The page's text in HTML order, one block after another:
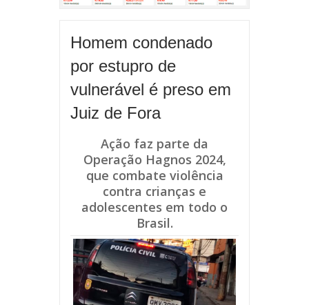
Homem condenado
por estupro de
vulnerável é preso em
Juiz de Fora
Ação faz parte da
Operação Hagnos 2024,
que combate violência
contra crianças e
adolescentes em todo o
Brasil.